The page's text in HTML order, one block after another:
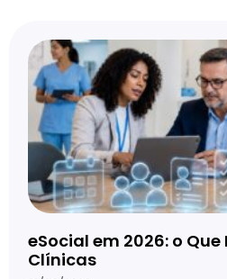
eSocial em 2026: o
Clínicas